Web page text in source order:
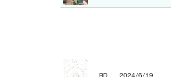
BD 2024/6/19